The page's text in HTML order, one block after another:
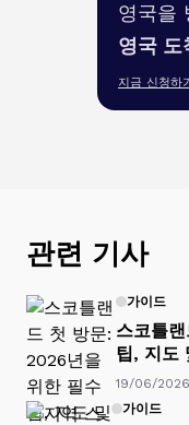
영국을
영국 도
지금 신청하기
관련 기사
가이드
스코틀
팁, 지도
19/06/2026
가이드